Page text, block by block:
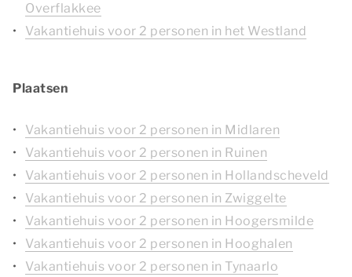
Overflakkee
Vakantiehuis voor 2 personen in het Westland
Plaatsen
Vakantiehuis voor 2 personen in Midlaren
Vakantiehuis voor 2 personen in Ruinen
Vakantiehuis voor 2 personen in Hollandscheveld
Vakantiehuis voor 2 personen in Zwiggelte
Vakantiehuis voor 2 personen in Hoogersmilde
Vakantiehuis voor 2 personen in Hooghalen
Vakantiehuis voor 2 personen in Tynaarlo